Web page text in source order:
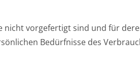
vorgefertigt sind und für
Bedürfnisse des